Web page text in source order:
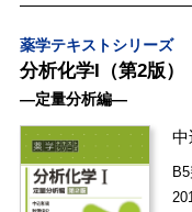
薬学テキストシリーズ
分析化学I（第2版）
―定量分析編―